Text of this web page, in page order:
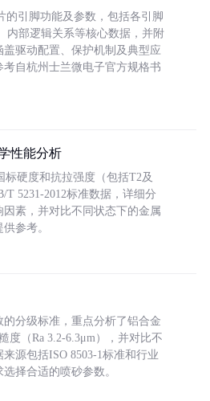
的引脚功能及参数，包括各引脚
内部逻辑关系等核心数据，并附
驱动配置、保护机制及典型应
自杭州士兰微电子官方规格书
性能分析
硬度和抗拉强度（包括T2及
T 5231-2012标准数据，详细分
素，并对比不同状态下的金属
参考。
分级标准，重点分析了铝合金
度（Ra 3.2-6.3μm），并对比不
源包括ISO 8503-1标准和行业
择合适的喷砂参数。